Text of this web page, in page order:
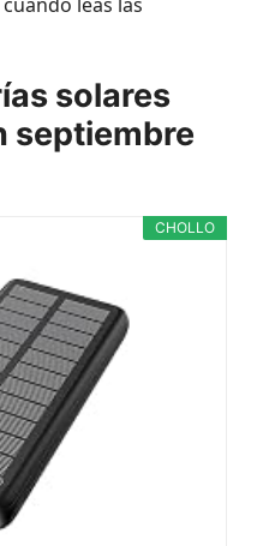
solares
septiembre
CHOLLO